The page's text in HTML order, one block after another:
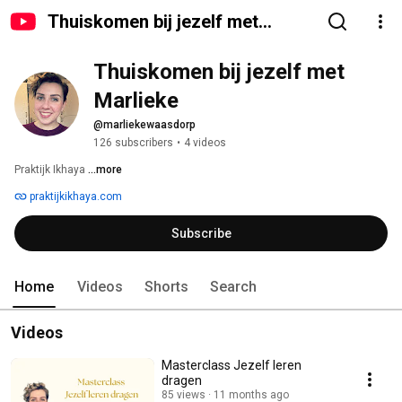
Thuiskomen bij jezelf met
Thuiskomen bij jezelf met
Marlieke
@marliekewaasdorp
126 subscribers • 4 videos
Praktijk Ikhaya ...more
praktijkikhaya.com
Subscribe
Home Videos Shorts Search
Videos
Masterclass Jezelf leren
dragen
85 views 11 months ago